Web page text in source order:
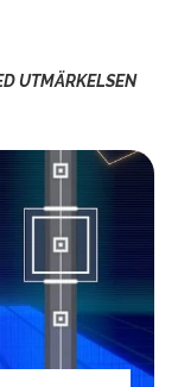
UTMÄRKELSEN